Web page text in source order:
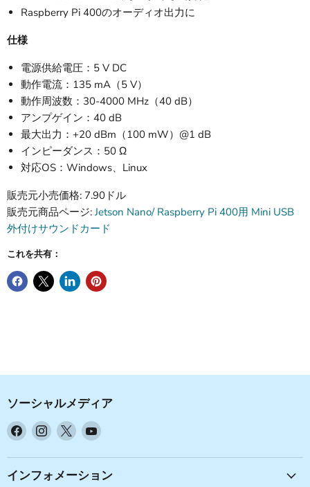
Raspberry Pi 400のオーディオ出力に
仕様
電源供給電圧：5 V DC
動作電流：135 mA（5 V）
動作周波数：30-4000 MHz（40 dB）
アンプゲイン：40 dB
最大出力：+20 dBm（100 mW）@1 dB
インピーダンス：50 Ω
対応OS：Windows、Linux
販売元小売価格: 7.90ドル
販売元商品ページ:Jetson Nano/ Raspberry Pi 400用 Mini USB
外付けサウンドカード
これを共有：
ソーシャルメディア
Facebook
見
つ
Instagram
見
つ
X
見
つ
YouTube
見
つ
インフォメーション